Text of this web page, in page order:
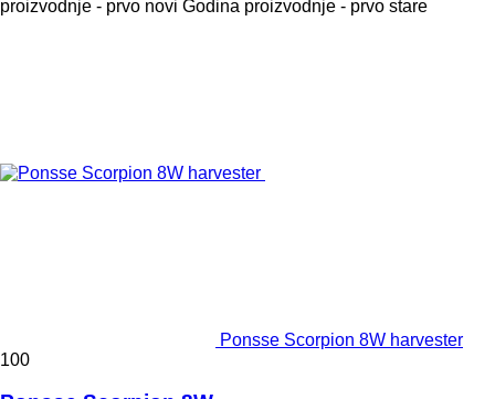
proizvodnje - prvo novi Godina proizvodnje - prvo stare
Ponsse Scorpion 8W harvester
100